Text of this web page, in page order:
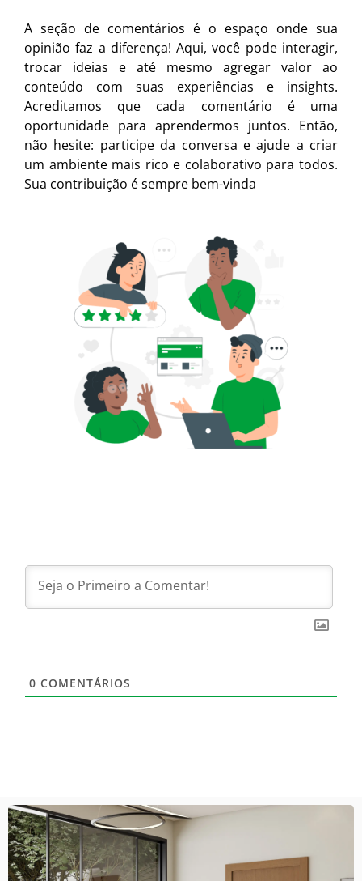
A seção de comentários é o espaço onde sua
opinião faz a diferença! Aqui, você pode interagir,
trocar ideias e até mesmo agregar valor ao
conteúdo com suas experiências e insights.
Acreditamos que cada comentário é uma
oportunidade para aprendermos juntos. Então,
não hesite: participe da conversa e ajude a criar
um ambiente mais rico e colaborativo para todos.
Sua contribuição é sempre bem-vinda
0 COMENTÁRIOS